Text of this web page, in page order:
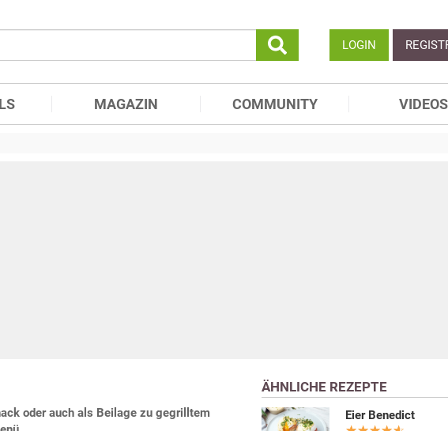
LOGIN
MAGAZIN COMMUNITY VIDEOS
oder auch als Beilage zu gegrilltem
ÄHNLICHE REZEPTE
Eier Benedict